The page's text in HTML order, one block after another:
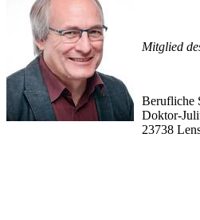
Mitglied
Berufliche
Doktor-
23738